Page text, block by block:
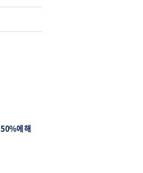
50%에해